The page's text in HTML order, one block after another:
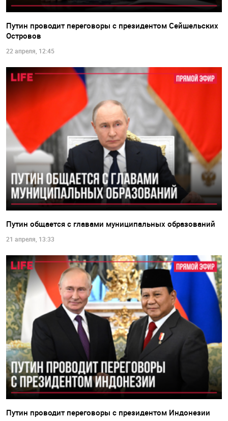
Путин проводит переговоры с президентом Сейшельских
Островов
22 апреля, 12:45
Путин общается с главами муниципальных образований
21 апреля, 13:33
Путин проводит переговоры с президентом Индонезии